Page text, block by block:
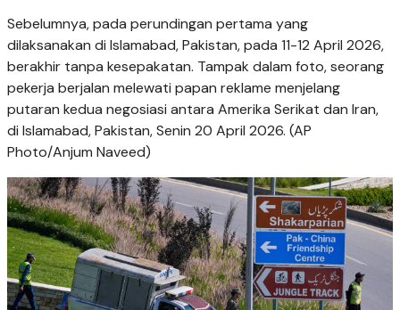
Sebelumnya, pada perundingan pertama yang
dilaksanakan di Islamabad, Pakistan, pada 11-12 April 2026,
berakhir tanpa kesepakatan. Tampak dalam foto, seorang
pekerja berjalan melewati papan reklame menjelang
putaran kedua negosiasi antara Amerika Serikat dan Iran,
di Islamabad, Pakistan, Senin 20 April 2026. (AP
Photo/Anjum Naveed)